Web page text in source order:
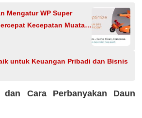
Mengatur WP Super
Kecepatan Muatan
untuk Keuangan Pribadi dan Bisnis
dan Cara Perbanyakan Daun